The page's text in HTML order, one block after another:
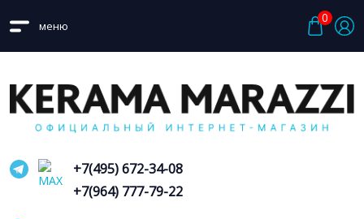
меню
0
+7(495) 672-34-08
+7(964) 777-79-22